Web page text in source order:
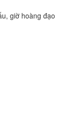
giờ hoàng đạo